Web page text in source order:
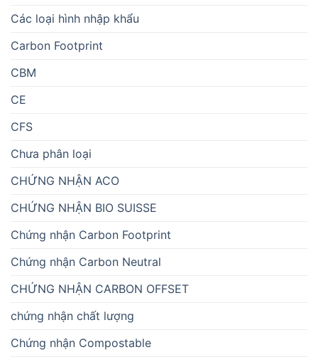
Các loại hình nhập khẩu
Carbon Footprint
CBM
CE
CFS
Chưa phân loại
CHỨNG NHẬN ACO
CHỨNG NHẬN BIO SUISSE
Chứng nhận Carbon Footprint
Chứng nhận Carbon Neutral
CHỨNG NHẬN CARBON OFFSET
chứng nhận chất lượng
Chứng nhận Compostable